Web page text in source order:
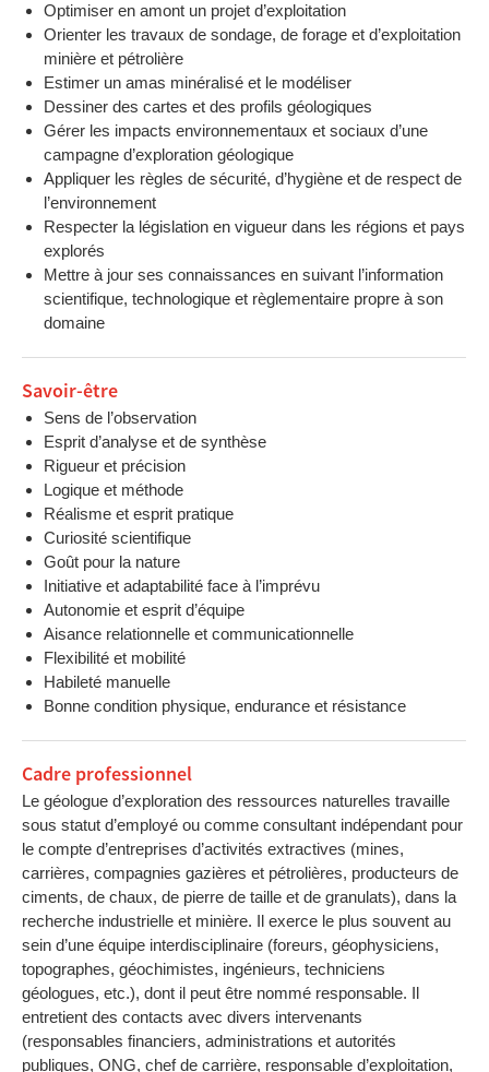
Optimiser en amont un projet d’exploitation
Orienter les travaux de sondage, de forage et d’exploitation
minière et pétrolière
Estimer un amas minéralisé et le modéliser
Dessiner des cartes et des profils géologiques
Gérer les impacts environnementaux et sociaux d’une
campagne d’exploration géologique
Appliquer les règles de sécurité, d’hygiène et de respect de
l’environnement
Respecter la législation en vigueur dans les régions et pays
explorés
Mettre à jour ses connaissances en suivant l’information
scientifique, technologique et règlementaire propre à son
domaine
Savoir-être
Sens de l’observation
Esprit d’analyse et de synthèse
Rigueur et précision
Logique et méthode
Réalisme et esprit pratique
Curiosité scientifique
Goût pour la nature
Initiative et adaptabilité face à l’imprévu
Autonomie et esprit d’équipe
Aisance relationnelle et communicationnelle
Flexibilité et mobilité
Habileté manuelle
Bonne condition physique, endurance et résistance
Cadre professionnel
Le géologue d’exploration des ressources naturelles travaille
sous statut d’employé ou comme consultant indépendant pour
le compte d’entreprises d’activités extractives (mines,
carrières, compagnies gazières et pétrolières, producteurs de
ciments, de chaux, de pierre de taille et de granulats), dans la
recherche industrielle et minière. Il exerce le plus souvent au
sein d’une équipe interdisciplinaire (foreurs, géophysiciens,
topographes, géochimistes, ingénieurs, techniciens
géologues, etc.), dont il peut être nommé responsable. Il
entretient des contacts avec divers intervenants
(responsables financiers, administrations et autorités
publiques, ONG, chef de carrière, responsable d’exploitation,